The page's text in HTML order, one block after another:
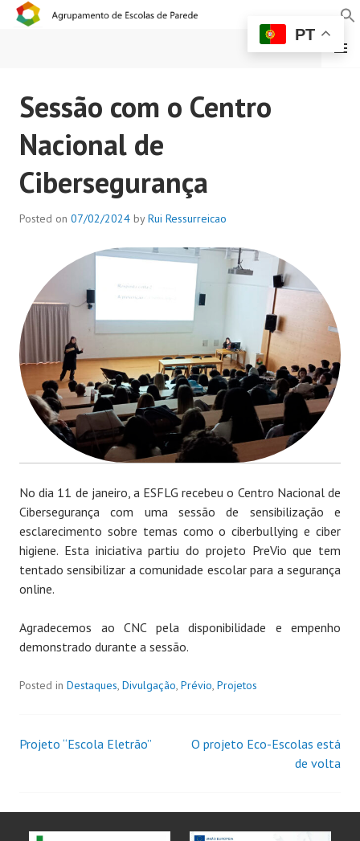
AGRUPAMENTO DE
ESCOLAS DE PAREDE
MENU
Sessão com o Centro
Nacional de
Cibersegurança
Posted on 07/02/2024 byRui Ressurreicao
No dia 11 de janeiro, a ESFLG recebeu o Centro Nacional de
Cibersegurança com uma sessão de sensibilização e
esclarecimento sobre temas como o ciberbullying e ciber
higiene. Esta iniciativa partiu do projeto PreVio que tem
tentado sensibilizar a comunidade escolar para a segurança
online.
Agradecemos ao CNC pela disponibilidade e empenho
demonstrado durante a sessão.
Posted in Destaques, Divulgação, Prévio, Projetos
Projeto “Escola Eletrão”
O projeto Eco-Escolas está
de volta
PT